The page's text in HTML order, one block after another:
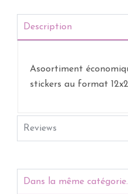
Description
Asoortiment
stickers au format
Reviews
Dans la même